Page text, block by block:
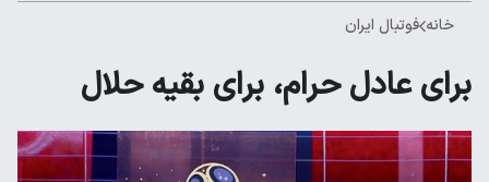
خانه فوتبال ایران
برای عادل حرام، برای بقیه حلال